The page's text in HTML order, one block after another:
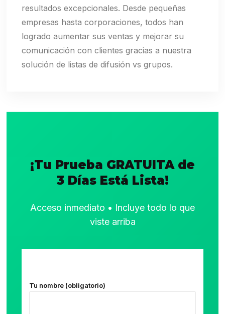
resultados excepcionales. Desde pequeñas
empresas hasta corporaciones, todos han
logrado aumentar sus ventas y mejorar su
comunicación con clientes gracias a nuestra
solución de listas de difusión vs grupos.
¡Tu Prueba GRATUITA de
3 Días Está Lista!
Acceso inmediato • Incluye todo lo que
viste arriba
Tu nombre (obligatorio)